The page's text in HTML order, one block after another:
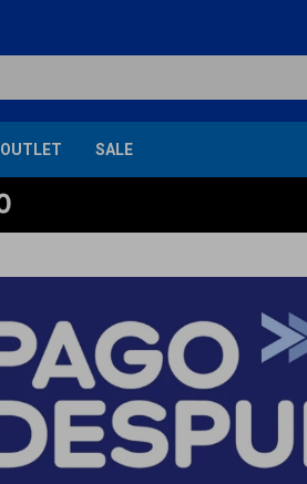
OUTLET SALE